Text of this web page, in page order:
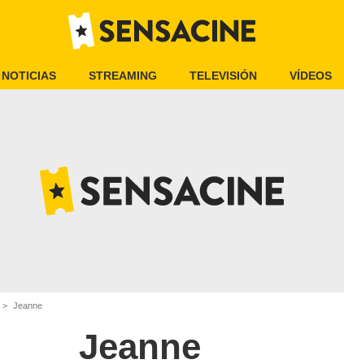
NOTICIAS STREAMING TELEVISIÓN VÍDEOS
Jeanne
Jeanne